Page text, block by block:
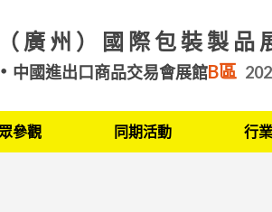
廣州）國際包裝製品
中國進出口商品交易會展館B區
參觀 同期活動 行